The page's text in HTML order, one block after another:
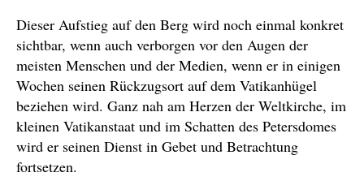
Dieser Aufstieg auf den Berg wird noch einmal konkret
sichtbar, wenn auch verborgen vor den Augen der
meisten Menschen und der Medien, wenn er in einigen
Wochen seinen Rückzugsort auf dem Vatikanhügel
beziehen wird. Ganz nah am Herzen der Weltkirche, im
kleinen Vatikanstaat und im Schatten des Petersdomes
wird er seinen Dienst in Gebet und Betrachtung
fortsetzen.